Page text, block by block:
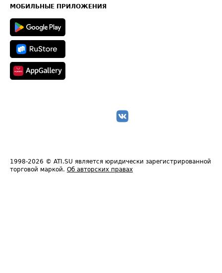
Техническая информация
МОБИЛЬНЫЕ ПРИЛОЖЕНИЯ
1998-2026 © ATI.SU является юридически зарегистрированной
торговой маркой. Об авторских правах